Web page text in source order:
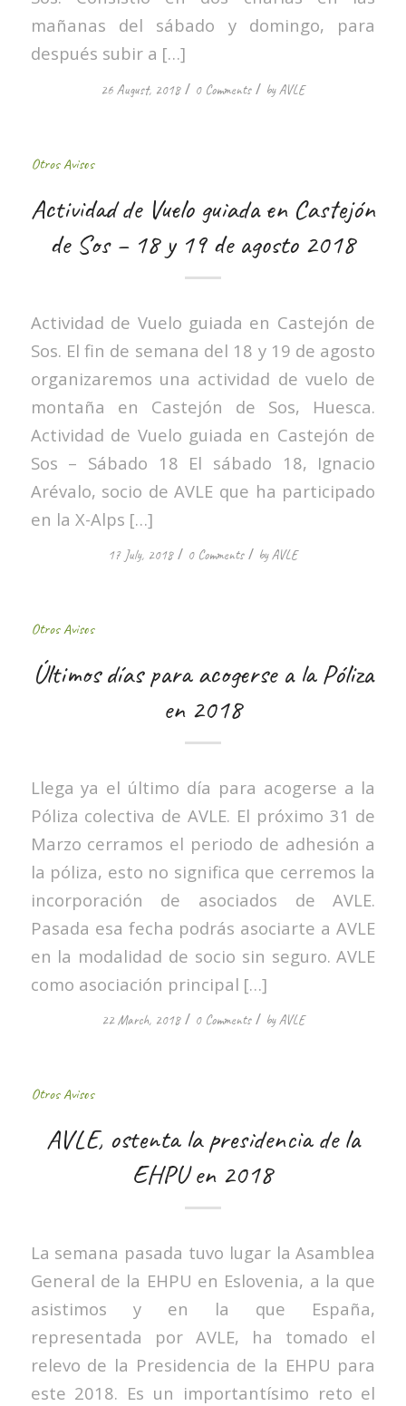
mañanas del sábado y domingo, para
después subir a […]
26 August, 2018 / 0 Comments / byAVLE
Otros Avisos
Actividad de Vuelo guiada en Castejón
de Sos – 18 y 19 de agosto 2018
Actividad de Vuelo guiada en Castejón de
Sos. El fin de semana del 18 y 19 de agosto
organizaremos una actividad de vuelo de
montaña en Castejón de Sos, Huesca.
Actividad de Vuelo guiada en Castejón de
Sos – Sábado 18 El sábado 18, Ignacio
Arévalo, socio de AVLE que ha participado
en la X-Alps […]
17 July, 2018 / 0 Comments / byAVLE
Otros Avisos
Últimos días para acogerse a la Póliza
en 2018
Llega ya el último día para acogerse a la
Póliza colectiva de AVLE. El próximo 31 de
Marzo cerramos el periodo de adhesión a
la póliza, esto no significa que cerremos la
incorporación de asociados de AVLE.
Pasada esa fecha podrás asociarte a AVLE
en la modalidad de socio sin seguro. AVLE
como asociación principal […]
22 March, 2018 / 0 Comments / byAVLE
Otros Avisos
AVLE, ostenta la presidencia de la
EHPU en 2018
La semana pasada tuvo lugar la Asamblea
General de la EHPU en Eslovenia, a la que
asistimos y en la que España,
representada por AVLE, ha tomado el
relevo de la Presidencia de la EHPU para
este 2018. Es un importantísimo reto el